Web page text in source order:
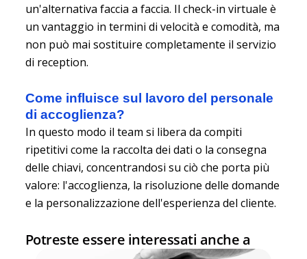
un'alternativa faccia a faccia. Il check-in virtuale è
un vantaggio in termini di velocità e comodità, ma
non può mai sostituire completamente il servizio
di reception.
Come influisce sul lavoro del personale
di accoglienza?
In questo modo il team si libera da compiti
ripetitivi come la raccolta dei dati o la consegna
delle chiavi, concentrandosi su ciò che porta più
valore: l'accoglienza, la risoluzione delle domande
e la personalizzazione dell'esperienza del cliente.
Potreste essere interessati anche a